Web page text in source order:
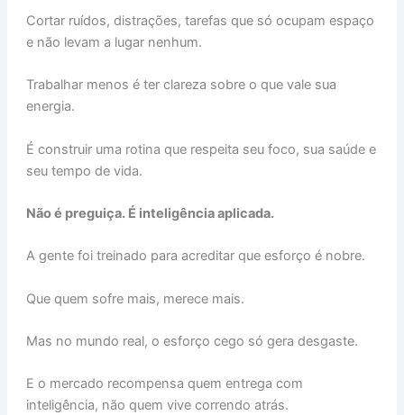
Cortar ruídos, distrações, tarefas que só ocupam espaço
e não levam a lugar nenhum.
Trabalhar menos é ter clareza sobre o que vale sua
energia.
É construir uma rotina que respeita seu foco, sua saúde e
seu tempo de vida.
Não é preguiça. É inteligência aplicada.
A gente foi treinado para acreditar que esforço é nobre.
Que quem sofre mais, merece mais.
Mas no mundo real, o esforço cego só gera desgaste.
E o mercado recompensa quem entrega com
inteligência, não quem vive correndo atrás.